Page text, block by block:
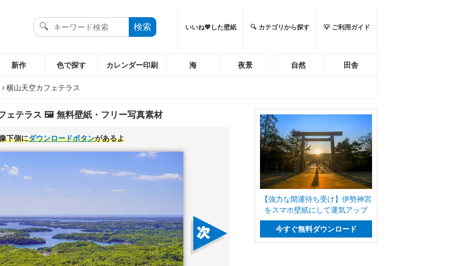
いいね💖した壁紙 🔍 カテゴリから探す 💡 ご利用ガイド
新作 色で探す カレンダー印刷 海 夜景 自然 田舎
› 横山天空カフェテラス
ェテラス 🖼️ 無料壁紙・フリー写真素材
下側にダウンロードボタンがあるよ
【強力な開運待ち受け】伊勢神宮
をスマホ壁紙にして運気アップ
今すぐ無料ダウンロード